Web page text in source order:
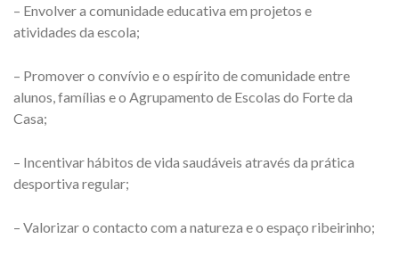
– Envolver a comunidade educativa em projetos e
atividades da escola;
– Promover o convívio e o espírito de comunidade entre
alunos, famílias e o Agrupamento de Escolas do Forte da
Casa;
– Incentivar hábitos de vida saudáveis através da prática
desportiva regular;
– Valorizar o contacto com a natureza e o espaço ribeirinho;